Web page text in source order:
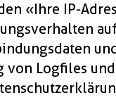
«Ihre IP-
Logfiles